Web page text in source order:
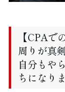
【CPAで
周りが真
自分もや
ちになり